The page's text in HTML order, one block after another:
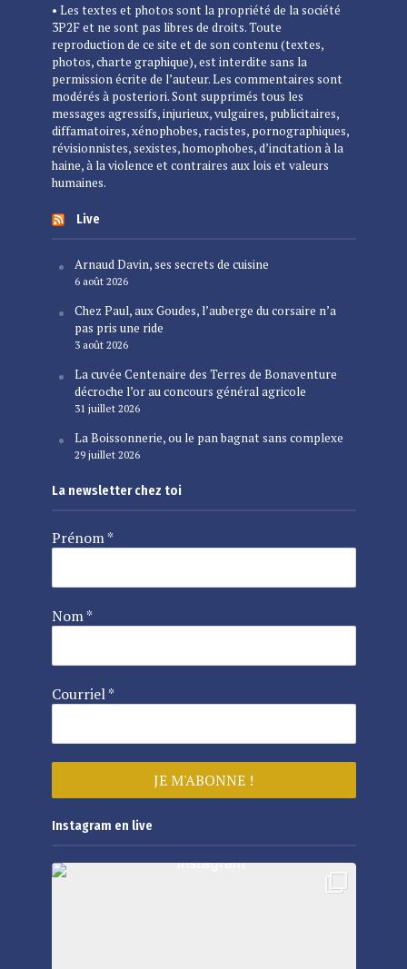
• Les textes et photos sont la propriété de la société
3P2F et ne sont pas libres de droits. Toute
reproduction de ce site et de son contenu (textes,
photos, charte graphique), est interdite sans la
permission écrite de l’auteur. Les commentaires sont
modérés à posteriori. Sont supprimés tous les
messages agressifs, injurieux, vulgaires, publicitaires,
diffamatoires, xénophobes, racistes, pornographiques,
révisionnistes, sexistes, homophobes, d’incitation à la
haine, à la violence et contraires aux lois et valeurs
humaines.
Live
Arnaud Davin, ses secrets de cuisine
6 août 2026
Chez Paul, aux Goudes, l’auberge du corsaire n’a
pas pris une ride
3 août 2026
La cuvée Centenaire des Terres de Bonaventure
décroche l’or au concours général agricole
31 juillet 2026
La Boissonnerie, ou le pan bagnat sans complexe
29 juillet 2026
La newsletter chez toi
Prénom*
Nom*
Courriel*
Instagram en live